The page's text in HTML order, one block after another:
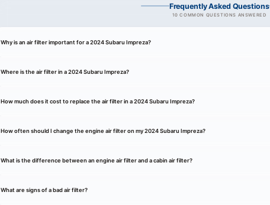
Frequently Asked Questions
10 COMMON QUESTIONS ANSWERED
Why is an air filter important for a 2024 Subaru Impreza?
Where is the air filter in a 2024 Subaru Impreza?
How much does it cost to replace the air filter in a 2024 Subaru Impreza?
How often should I change the engine air filter on my 2024 Subaru Impreza?
What is the difference between an engine air filter and a cabin air filter?
What are signs of a bad air filter?